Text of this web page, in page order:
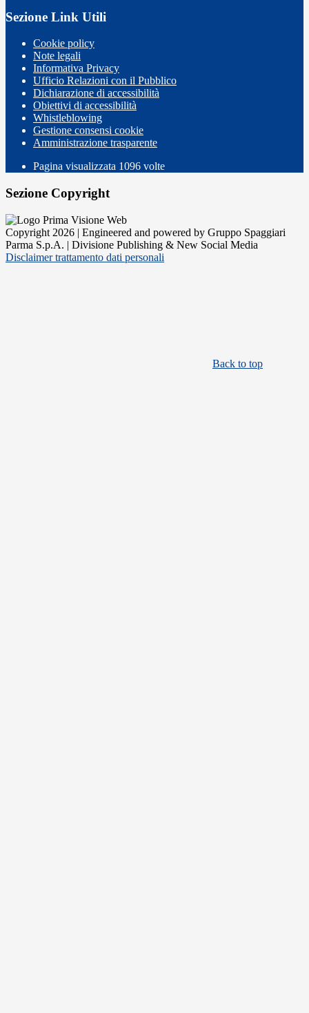
Sezione Link Utili
Cookie policy
Note legali
Informativa Privacy
Ufficio Relazioni con il Pubblico
Dichiarazione di accessibilità
Obiettivi di accessibilità
Whistleblowing
Gestione consensi cookie
Amministrazione trasparente
Pagina visualizzata 1096 volte
Sezione Copyright
Copyright 2026 | Engineered and powered by Gruppo Spaggiari
Parma S.p.A. | Divisione Publishing & New Social Media
Disclaimer trattamento dati personali
Back to top